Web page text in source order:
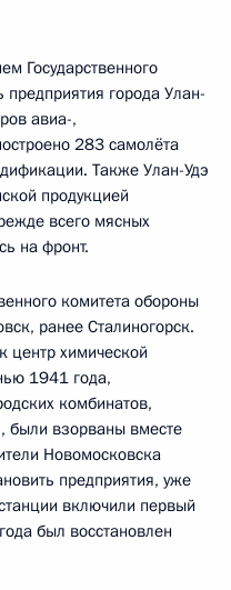
Государственного
города Улан-
авиа-,
283 самолёта
Также Улан-Удэ
продукцией
всего мясных
на фронт.
комитета обороны
ранее Сталиногорск.
центр химической
1941 года,
комбинатов,
были взорваны вместе
Новомосковска
предприятия, уже
включили первый
был восстановлен